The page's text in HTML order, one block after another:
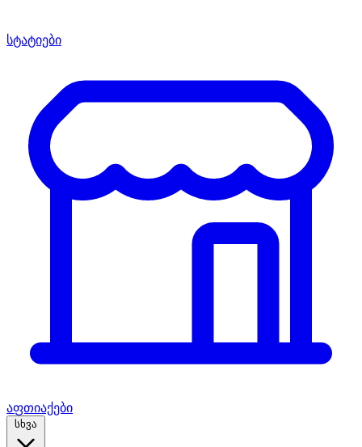
სტატიები
აფთიაქები
სხვა